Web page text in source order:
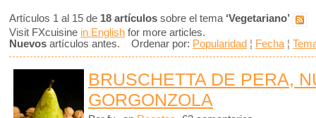
Artículos 1 al 15 de 18 artículos sobre el tema ‘Vegetariano’
Visit FXcuisine in English for more articles.
Nuevos artículos antes. Ordenar por: Popularidad ¦ Fecha ¦
BRUSCHETTA DE PERA,
GORGONZOLA